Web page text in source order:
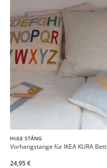
HULE STÅNG
Vorhangstange für IKEA KURA Bett
24,95 €